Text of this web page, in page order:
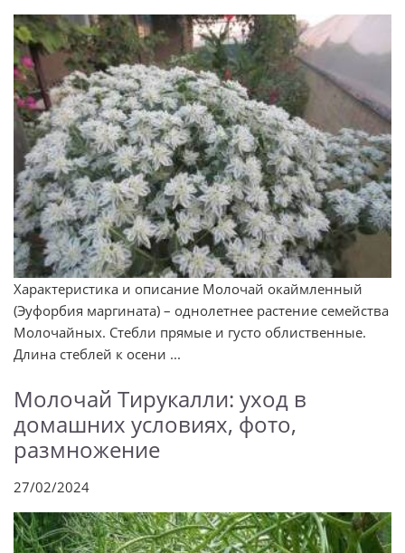
Характеристика и описание Молочай окаймленный
(Эуфорбия маргината) – однолетнее растение семейства
Молочайных. Стебли прямые и густо облиственные.
Длина стеблей к осени ...
Молочай Тирукалли: уход в
домашних условиях, фото,
размножение
27/02/2024